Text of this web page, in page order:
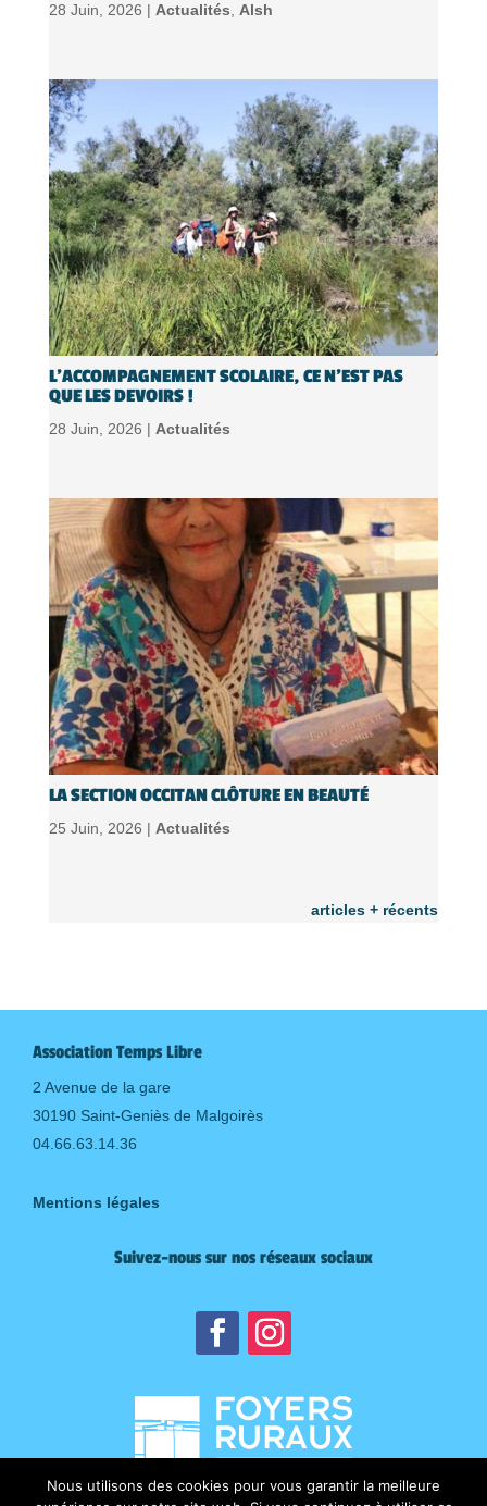
28 Juin, 2026 | Actualités Alsh
L’ACCOMPAGNEMENT SCOLAIRE, CE N’EST PAS
QUE LES DEVOIRS !
28 Juin, 2026 | Actualités
LA SECTION OCCITAN CLÔTURE EN BEAUTÉ
25 Juin, 2026 | Actualités
articles + récents
Association Temps Libre
2 Avenue de la gare
30190 Saint-Geniès de Malgoirès
04.66.63.14.36
Mentions légales
Suivez-nous sur nos réseaux sociaux
Nous utilisons des cookies pour vous garantir la meilleure